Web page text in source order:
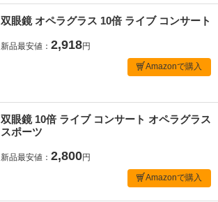
双眼鏡 オペラグラス 10倍 ライブ コンサート
新品最安値： 2,918円
Amazonで購入
双眼鏡 10倍 ライブ コンサート オペラグラス
スポーツ
新品最安値： 2,800円
Amazonで購入